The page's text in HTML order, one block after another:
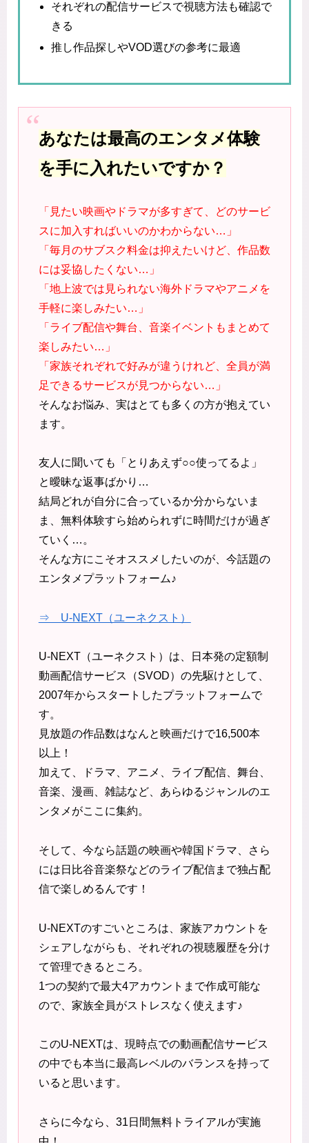
それぞれの配信サービスで視聴方法も確認で
きる
推し作品探しやVOD選びの参考に最適
あなたは最高のエンタメ体験
を手に入れたいですか？
「見たい映画やドラマが多すぎて、どのサービ
スに加入すればいいのかわからない…」
「毎月のサブスク料金は抑えたいけど、作品数
には妥協したくない…」
「地上波では見られない海外ドラマやアニメを
手軽に楽しみたい…」
「ライブ配信や舞台、音楽イベントもまとめて
楽しみたい…」
「家族それぞれで好みが違うけれど、全員が満
足できるサービスが見つからない…」
そんなお悩み、実はとても多くの方が抱えてい
ます。
友人に聞いても「とりあえず○○使ってるよ」
と曖昧な返事ばかり…
結局どれが自分に合っているか分からないま
ま、無料体験すら始められずに時間だけが過ぎ
ていく…。
そんな方にこそオススメしたいのが、今話題の
エンタメプラットフォーム♪
⇒ U-NEXT（ユーネクスト）
U-NEXT（ユーネクスト）は、日本発の定額制
動画配信サービス（SVOD）の先駆けとして、
2007年からスタートしたプラットフォームで
す。
見放題の作品数はなんと映画だけで16,500本
以上！
加えて、ドラマ、アニメ、ライブ配信、舞台、
音楽、漫画、雑誌など、あらゆるジャンルのエ
ンタメがここに集約。
そして、今なら話題の映画や韓国ドラマ、さら
には日比谷音楽祭などのライブ配信まで独占配
信で楽しめるんです！
U-NEXTのすごいところは、家族アカウントを
シェアしながらも、それぞれの視聴履歴を分け
て管理できるところ。
1つの契約で最大4アカウントまで作成可能な
ので、家族全員がストレスなく使えます♪
このU-NEXTは、現時点での動画配信サービス
の中でも本当に最高レベルのバランスを持って
いると思います。
さらに今なら、31日間無料トライアルが実施